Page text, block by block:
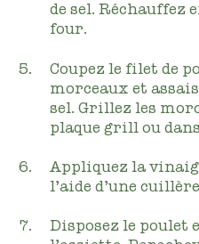
de sel. Réchauffez
four.
Coupez le filet de
morceaux et
sel. Grillez les
plaque grill ou
Appliquez la
l’aide d’une
Disposez le poulet